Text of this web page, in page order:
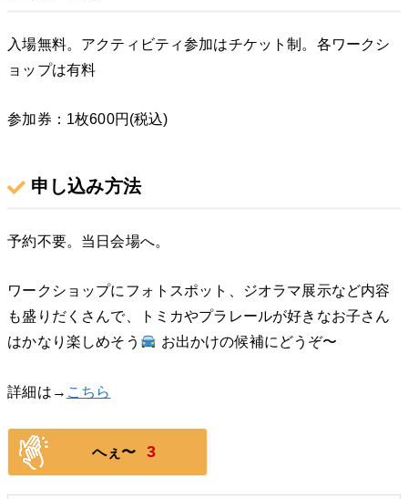
入場無料。アクティビティ参加はチケット制。各ワークシ
ョップは有料
参加券：1枚600円(税込)
申し込み方法
予約不要。当日会場へ。
ワークショップにフォトスポット、ジオラマ展示など内容
も盛りだくさんで、トミカやプラレールが好きなお子さん
はかなり楽しめそう
お出かけの候補にどうぞ〜
詳細は→ こちら
へぇ〜 3